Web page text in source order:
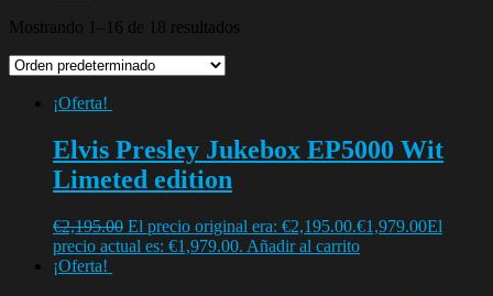
Mostrando 1–16 de 18 resultados
¡Oferta!
Elvis Presley Jukebox EP5000 Wit
Limeted edition
€2,195.00 El precio original era: €2,195.00.€1,979.00El
precio actual es: €1,979.00. Añadir al carrito
¡Oferta!